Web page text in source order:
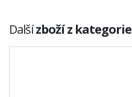
Dalšízboží z kategorie